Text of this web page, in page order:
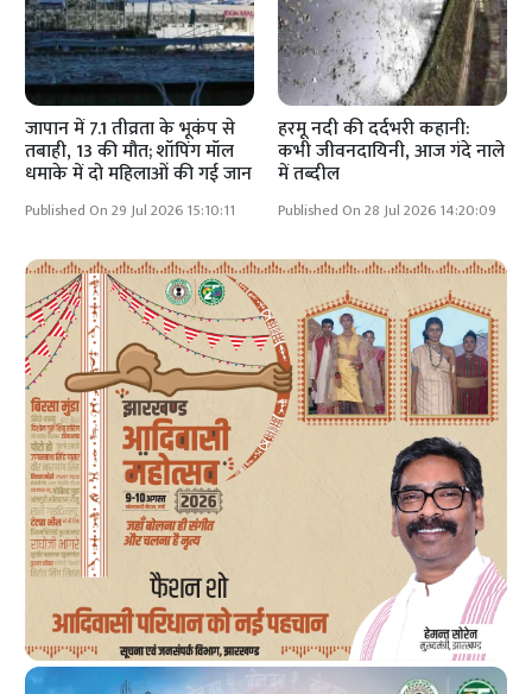
जापान में 7.1 तीव्रता के भूकंप से
तबाही, 13 की मौत; शॉपिंग मॉल
धमाके में दो महिलाओं की गई जान
Published On 29 Jul 2026 15:10:11
हरमू नदी की दर्दभरी कहानी:
कभी जीवनदायिनी, आज गंदे नाले
में तब्दील
Published On 28 Jul 2026 14:20:09